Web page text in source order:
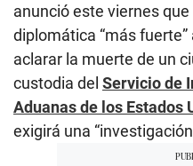
anunció este viernes
diplomática “más
aclarar la muerte de un
custodia del Servicio de
Aduanas de los Estados
exigirá una